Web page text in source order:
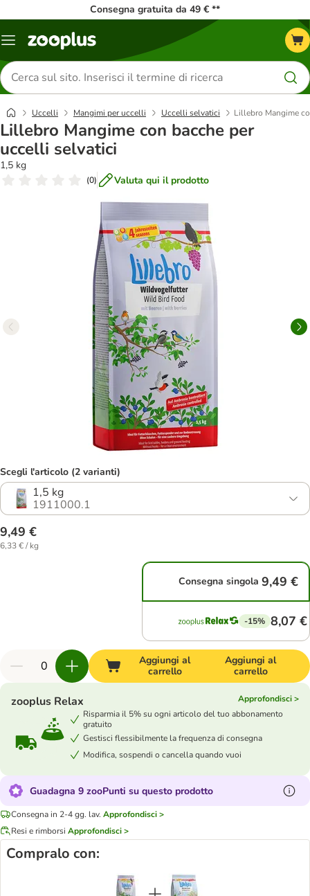
Consegna gratuita da 49 € **
Overview
Cerca
prodotti
Uccelli Mangimi per uccelli Uccelli selvatici Lillebro Mangime
Lillebro Mangime con bacche per
uccelli selvatici
1,5 kg
(0) Valuta qui il prodotto
Scegli l'articolo (2 varianti)
1,5 kg
1911000.1
9,49 €
6,33 € / kg
Consegna singola 9,49 €
-15% 8,07 €
Aggiungi al
carrello
Aggiungi al
carrello
zooplus Relax
Approfondisci >
Risparmia il 5% su ogni articolo del tuo abbonamento
gratuito
Gestisci flessibilmente la frequenza di consegna
Modifica, sospendi o cancella quando vuoi
Guadagna 9 zooPunti su questo prodotto
Consegna in 2-4 gg. lav. Approfondisci >
Resi e rimborsi Approfondisci >
Compralo con: